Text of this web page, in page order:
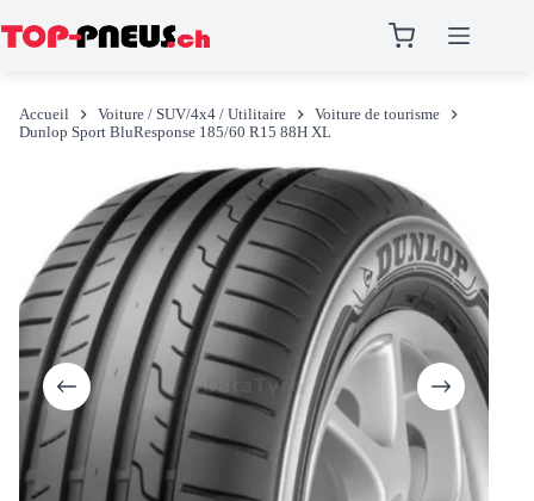
contenu
Accueil Voiture / SUV/4x4 / Utilitaire
Voiture de tourisme
Dunlop Sport BluResponse 185/60 R15 88H XL